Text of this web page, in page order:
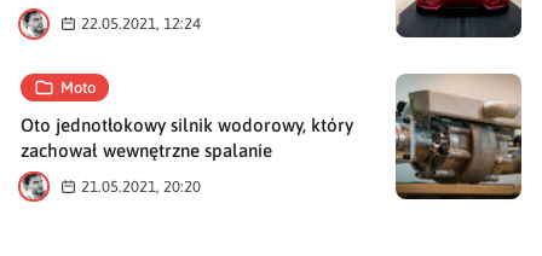
M
22.05.2021, 12:24
Moto
Oto jednotłokowy silnik wodorowy, który
zachował wewnętrzne spalanie
M
21.05.2021, 20:20